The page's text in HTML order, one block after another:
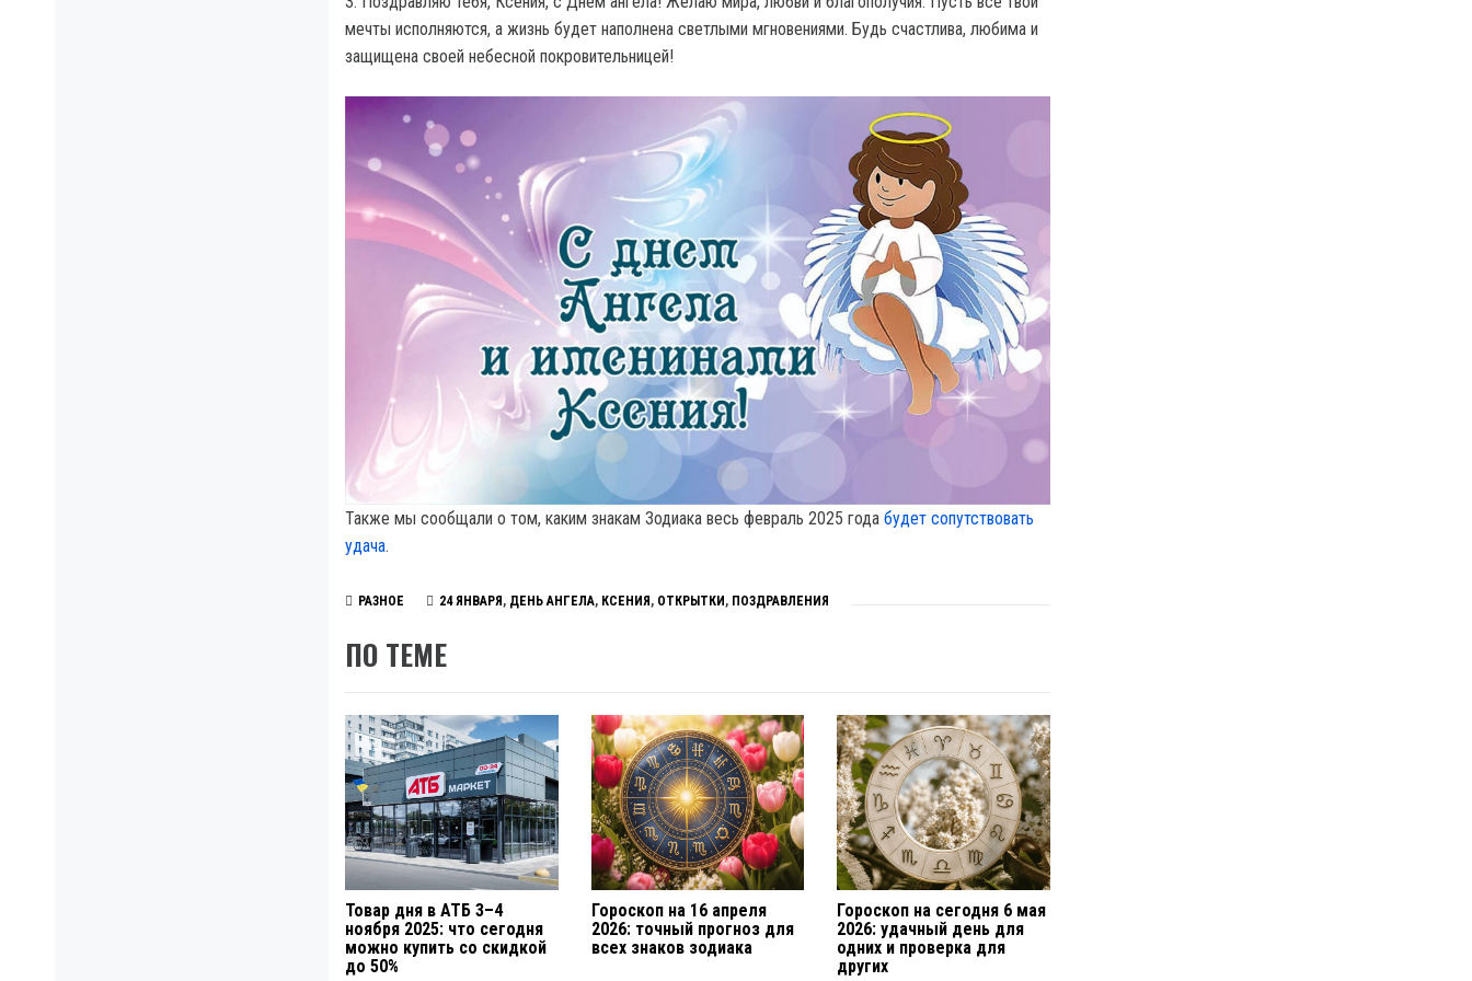
мечты исполняются, а жизнь будет наполнена светлыми мгновениями. Будь счастлива, любима и
защищена своей небесной покровительницей!
Также мы сообщали о том, каким знакам Зодиака весь февраль 2025 года будет сопутствовать
удача.
РАЗНОЕ 24 ЯНВАРЯ, ДЕНЬ АНГЕЛА, КСЕНИЯ, ОТКРЫТКИ, ПОЗДРАВЛЕНИЯ
ПО ТЕМЕ
Товар дня в АТБ 3–4
ноября 2025: что сегодня
можно купить со скидкой
до 50%
Гороскоп на 16 апреля
2026: точный прогноз для
всех знаков зодиака
Гороскоп на сегодня 6 мая
2026: удачный день для
одних и проверка для
других